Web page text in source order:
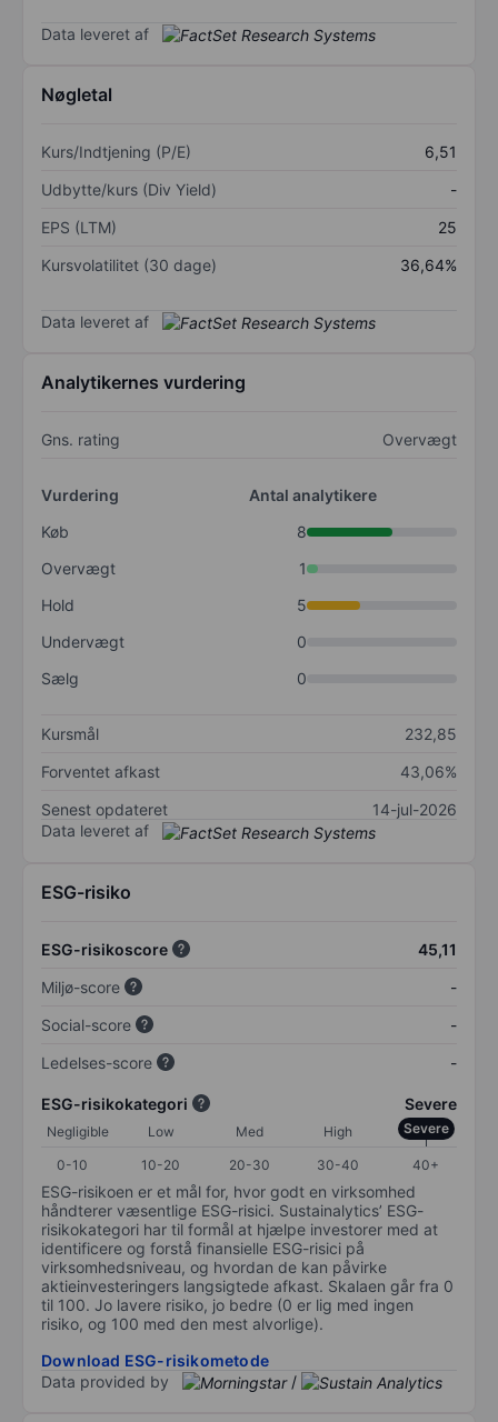
Data leveret af
Nøgletal
Kurs/Indtjening (P/E)
6,51
Udbytte/kurs (Div Yield)
-
EPS (LTM)
25
Kursvolatilitet (30 dage)
36,64%
Data leveret af
Analytikernes vurdering
Gns. rating Overvægt
Vurdering
Antal analytikere
Køb
8
Overvægt
1
Hold
5
Undervægt
0
Sælg
0
Kursmål
232,85
Forventet afkast
43,06%
Senest opdateret
14-jul-2026
Data leveret af
ESG-risiko
ESG-risikoscore
45,11
Miljø-score
-
Social-score
-
Ledelses-score
-
ESG-risikokategori Severe
Negligible Low Med High Severe
0-10 10-20 20-30 30-40 40+
ESG-risikoen er et mål for, hvor godt en virksomhed
håndterer væsentlige ESG-risici. Sustainalytics’ ESG-
risikokategori har til formål at hjælpe investorer med at
identificere og forstå finansielle ESG-risici på
virksomhedsniveau, og hvordan de kan påvirke
aktieinvesteringers langsigtede afkast. Skalaen går fra 0
til 100. Jo lavere risiko, jo bedre (0 er lig med ingen
risiko, og 100 med den mest alvorlige).
Download ESG-risikometode
Data provided by
/